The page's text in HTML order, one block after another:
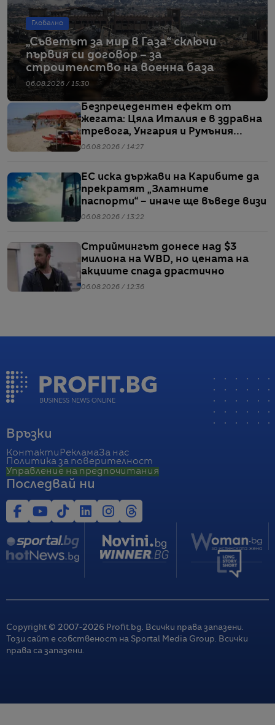
Глобално
„Съветът за мир в Газа“ сключи
първия си договор – за
строителство на военна база
06.08.2026 / 15:30
Безпрецедентен ефект от
жегата: Цяла Италия е в здравна
тревога, Унгария и Румъния
пестят електричество
06.08.2026 / 14:27
ЕС иска държави на Карибите да
прекратят „Златните
паспорти“ – иначе ще въведе визи
06.08.2026 / 13:22
Стриймингът донесе над $3
милиона на WBD, но цената на
акциите спада драстично
06.08.2026 / 12:36
Връзки
Контакти РекламаЗа нас
Политика за поверителност
Управление на предпочитания
Последвай ни
Copyright © 2007-2026 Profit.bg. Всички права запазени.
Този сайт е собственост на Sportal Media Group. Всички
права са запазени.